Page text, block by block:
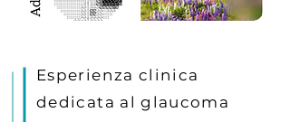
Esperienza clinica
dedicata al glaucoma